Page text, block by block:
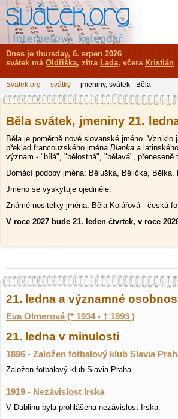
Běla svátek, jmeniny 21.
Běla je poměrně nové slovanské jméno. Vzniklo
překlad francouzského jména Blanka a
význam - "bílá", "bělostná", "bělavá", přeneseně
Domácí podoby jména: Běluška, Bělička,
Jméno se vyskytuje ojediněle.
Známé nositelky jména: Běla Kolářová - česká
V roce 2027 bude 21. leden čtvrtek, v roce
21. ledna a významné
Eva Olmerová (* 1934 - † 1993 )
21. ledna v minulosti
1896 - Založen fotbalový klub Slavia
Založen fotbalový klub Slavia Praha.
1919 - Nezávislost Irska
V Dublinu byla prohlášena nezávislost Irska.
Dnes je thursday, 6. srpen 2026
svátek má Oldřiška, zítra Lada, včera Kristián
Svatek.org - svátky - jmeniny, svátek - Běla